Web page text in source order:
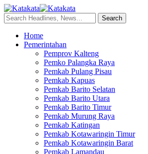
Home
Pemerintahan
Pemprov Kalteng
Pemko Palangka Raya
Pemkab Pulang Pisau
Pemkab Kapuas
Pemkab Barito Selatan
Pemkab Barito Utara
Pemkab Barito Timur
Pemkab Murung Raya
Pemkab Katingan
Pemkab Kotawaringin Timur
Pemkab Kotawaringin Barat
Pemkab Lamandau